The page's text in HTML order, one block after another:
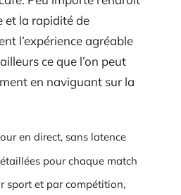
et la rapidité de
l’expérience agréable
ce que l’on peut
en naviguant sur la
en direct, sans latence
pour chaque match
sport et par compétition,